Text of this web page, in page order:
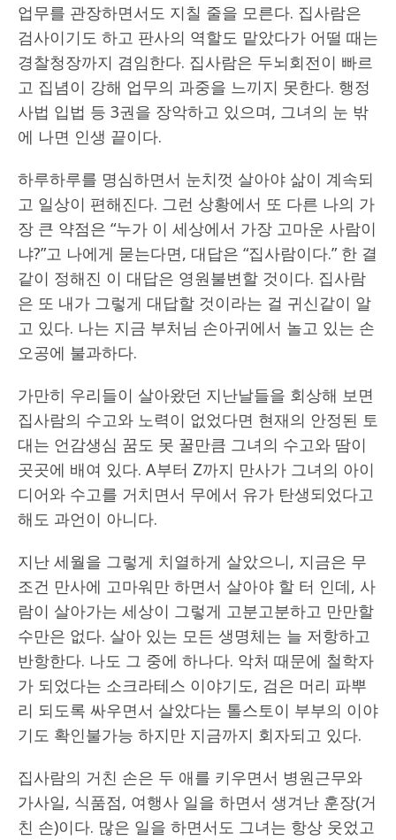
업무를 관장하면서도 지칠 줄을 모른다. 집사람은
검사이기도 하고 판사의 역할도 맡았다가 어떨 때는
경찰청장까지 겸임한다. 집사람은 두뇌회전이 빠르
고 집념이 강해 업무의 과중을 느끼지 못한다. 행정
사법 입법 등 3권을 장악하고 있으며, 그녀의 눈 밖
에 나면 인생 끝이다.
하루하루를 명심하면서 눈치껏 살아야 삶이 계속되
고 일상이 편해진다. 그런 상황에서 또 다른 나의 가
장 큰 약점은 “누가 이 세상에서 가장 고마운 사람이
냐?”고 나에게 묻는다면, 대답은 “집사람이다.” 한 결
같이 정해진 이 대답은 영원불변할 것이다. 집사람
은 또 내가 그렇게 대답할 것이라는 걸 귀신같이 알
고 있다. 나는 지금 부처님 손아귀에서 놀고 있는 손
오공에 불과하다.
가만히 우리들이 살아왔던 지난날들을 회상해 보면
집사람의 수고와 노력이 없었다면 현재의 안정된 토
대는 언감생심 꿈도 못 꿀만큼 그녀의 수고와 땀이
곳곳에 배여 있다. A부터 Z까지 만사가 그녀의 아이
디어와 수고를 거치면서 무에서 유가 탄생되었다고
해도 과언이 아니다.
지난 세월을 그렇게 치열하게 살았으니, 지금은 무
조건 만사에 고마워만 하면서 살아야 할 터 인데, 사
람이 살아가는 세상이 그렇게 고분고분하고 만만할
수만은 없다. 살아 있는 모든 생명체는 늘 저항하고
반항한다. 나도 그 중에 하나다. 악처 때문에 철학자
가 되었다는 소크라테스 이야기도, 검은 머리 파뿌
리 되도록 싸우면서 살았다는 톨스토이 부부의 이야
기도 확인불가능 하지만 지금까지 회자되고 있다.
집사람의 거친 손은 두 애를 키우면서 병원근무와
가사일, 식품점, 여행사 일을 하면서 생겨난 훈장(거
친 손)이다. 많은 일을 하면서도 그녀는 항상 웃었고